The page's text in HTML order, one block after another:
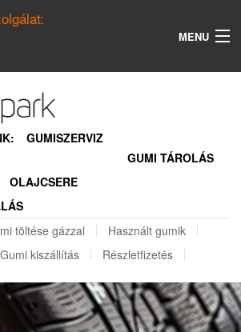
MENU
GUMISZERVIZ
GUMI TÁROLÁS
OLAJCSERE
töltése gázzal
Használt gumik
Gumi kiszállítás Részletfizetés